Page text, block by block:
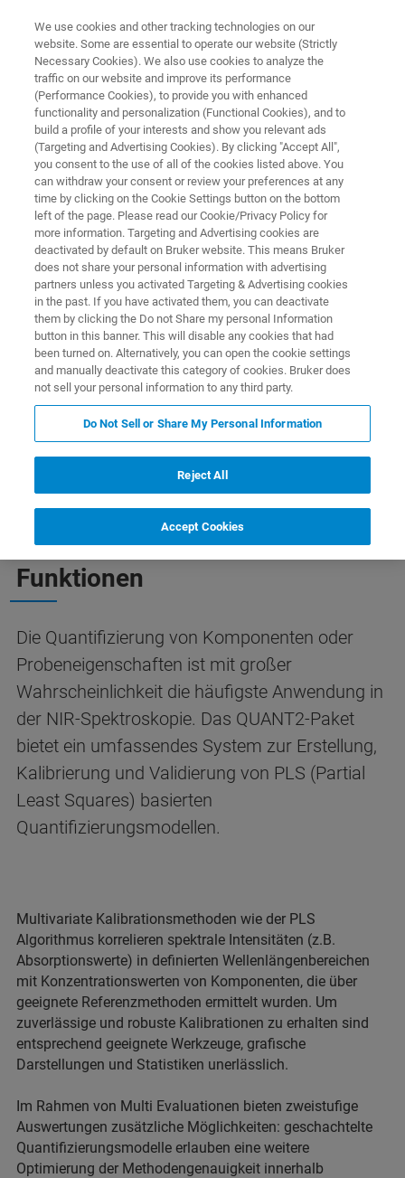
FT-IR SPEKTROSKOPIE SOFTWARE OPUS
OPUS-Paket: QUANT2
Eigenschaften Kontakt
OPUS QUANT2
Funktionen
Die Quantifizierung von Komponenten oder
Probeneigenschaften ist mit großer
Wahrscheinlichkeit die häufigste Anwendung in
der NIR-Spektroskopie. Das QUANT2-Paket
bietet ein umfassendes System zur Erstellung,
Kalibrierung und Validierung von PLS (Partial
Least Squares) basierten
Quantifizierungsmodellen.
Multivariate Kalibrationsmethoden wie der PLS
Algorithmus korrelieren spektrale Intensitäten (z.B.
Absorptionswerte) in definierten Wellenlängenbereichen
mit Konzentrationswerten von Komponenten, die über
geeignete Referenzmethoden ermittelt wurden. Um
zuverlässige und robuste Kalibrationen zu erhalten sind
entsprechend geeignete Werkzeuge, grafische
Darstellungen und Statistiken unerlässlich.
Im Rahmen von Multi Evaluationen bieten zweistufige
Auswertungen zusätzliche Möglichkeiten: geschachtelte
Quantifizierungsmodelle erlauben eine weitere
Optimierung der Methodengenauigkeit innerhalb
We use cookies and other tracking technologies on our
website. Some are essential to operate our website (Strictly
Necessary Cookies). We also use cookies to analyze the
traffic on our website and improve its performance
(Performance Cookies), to provide you with enhanced
functionality and personalization (Functional Cookies), and to
build a profile of your interests and show you relevant ads
(Targeting and Advertising Cookies). By clicking "Accept All",
you consent to the use of all of the cookies listed above. You
can withdraw your consent or review your preferences at any
time by clicking on the Cookie Settings button on the bottom
left of the page. Please read our Cookie/Privacy Policy for
more information. Targeting and Advertising cookies are
deactivated by default on Bruker website. This means Bruker
does not share your personal information with advertising
partners unless you activated Targeting & Advertising cookies
in the past. If you have activated them, you can deactivate
them by clicking the Do not Share my personal Information
button in this banner. This will disable any cookies that had
been turned on. Alternatively, you can open the cookie settings
and manually deactivate this category of cookies. Bruker does
not sell your personal information to any third party.
Do Not Sell or Share My Personal Information
Reject All
Accept Cookies